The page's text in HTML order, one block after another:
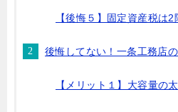
【後悔５】固定資産税は
後悔してない！一条工務店
【メリット１】大容量の